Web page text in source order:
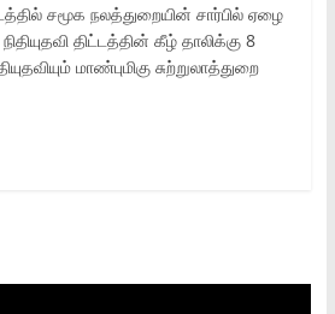
சமூக நலத்துறையின்‌ சார்பில்‌ ஏழை
திட்டத்தின்‌ கீழ்‌ தாலிக்கு 8
மாண்புமிகு சுற்றுலாத்துறை